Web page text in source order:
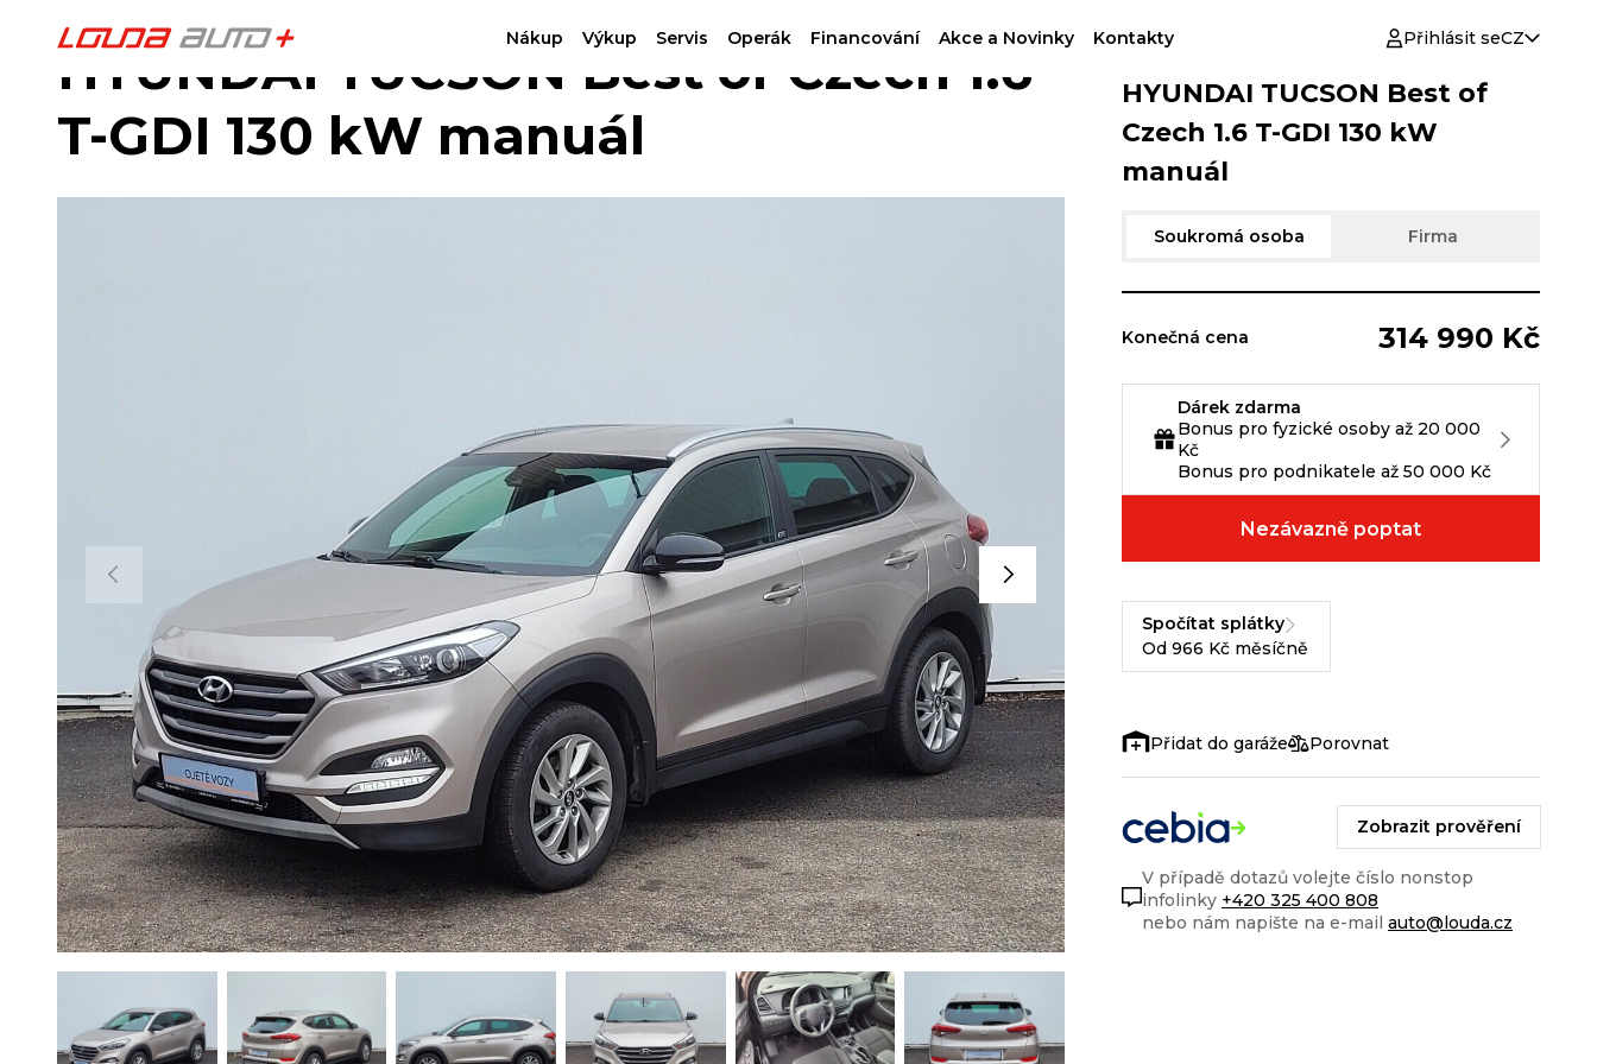
Nákup Výkup Servis Operák Financování Akce a Novinky Kontakty Přihlásit seCZ
HYUNDAI TUCSON Best of Czech 1.6
T-GDI 130 kW manuál
HYUNDAI TUCSON Best of
Czech 1.6 T-GDI 130 kW
manuál
Soukromá osoba Firma
Konečná cena 314 990 Kč
Dárek zdarma
Bonus pro fyzické osoby až 20 000
Kč
Bonus pro podnikatele až 50 000 Kč
Nezávazně poptat
Spočítat splátky
Od 966 Kč měsíčně
Porovnat
Zobrazit prověření
V případě dotazů volejte číslo nonstop
infolinky +420 325 400 808
nebo nám napište na e-mail auto@louda.cz